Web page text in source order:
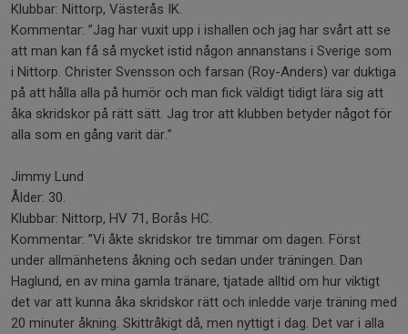
Klubbar: Nittorp, Västerås IK.
Kommentar: ”Jag har vuxit upp i ishallen och jag har svårt att se
att man kan få så mycket istid någon annanstans i Sverige som
i Nittorp. Christer Svensson och farsan (Roy-Anders) var duktiga
på att hålla alla på humör och man fick väldigt tidigt lära sig att
åka skridskor på rätt sätt. Jag tror att klubben betyder något för
alla som en gång varit där.”
Jimmy Lund
Ålder: 30.
Klubbar: Nittorp, HV 71, Borås HC.
Kommentar: ”Vi åkte skridskor tre timmar om dagen. Först
under allmänhetens åkning och sedan under träningen. Dan
Haglund, en av mina gamla tränare, tjatade alltid om hur viktigt
det var att kunna åka skridskor rätt och inledde varje träning med
20 minuter åkning. Skittråkigt då, men nyttigt i dag. Det var i alla